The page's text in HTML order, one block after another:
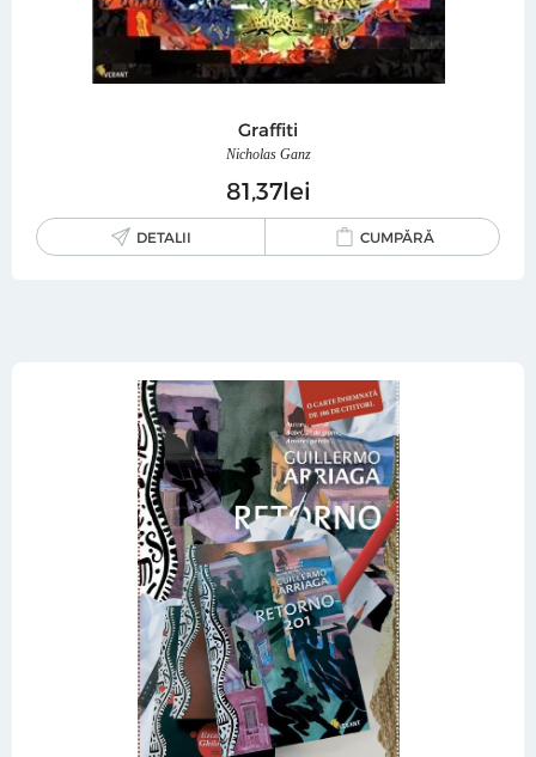
Graffiti
Nicholas Ganz
81 37lei
DETALII CUMPĂRĂ